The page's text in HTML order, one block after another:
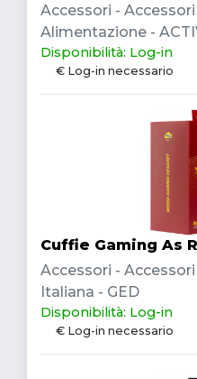
Accessori -
Alimentazione -
Disponibilità: Log-in
€ Log-in necessario
Cuffie Gaming As
Accessori -
Italiana - GED
Disponibilità: Log-in
€ Log-in necessario